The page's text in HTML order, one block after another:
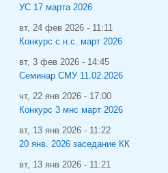
УС 17 марта 2026
вт, 24 фев 2026 - 11:11
Конкурс с.н.с. март 2026
вт, 3 фев 2026 - 14:45
Семинар СМУ 11.02.2026
чт, 22 янв 2026 - 17:00
Конкурс 3 мнс март 2026
вт, 13 янв 2026 - 11:22
20 янв. 2026 заседание КК
вт, 13 янв 2026 - 11:21